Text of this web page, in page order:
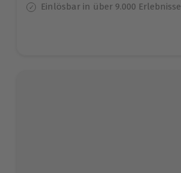
Einlösbar in über 9.000 Erlebnisse